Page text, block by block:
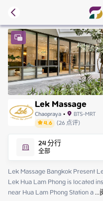
Lek Massage
Chaopraya• BTS-MRT
4.6 (26点评)
Saturday
Sunday
Monday
Tuesday
Wednesday
Thursday
24分行
全部
Lek Massage Bangkok Present
Lek Hua Lam Phong is located
near Hua Lam Phong Station a ...